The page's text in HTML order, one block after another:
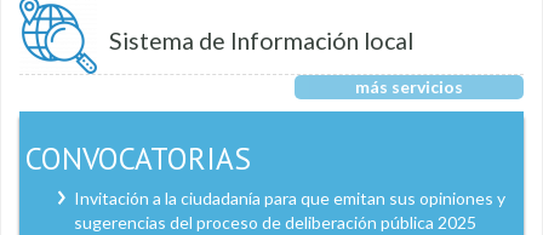
Sistema de Información local
más servicios
CONVOCATORIAS
Invitación a la ciudadanía para que emitan sus opiniones y
sugerencias del proceso de deliberación pública 2025